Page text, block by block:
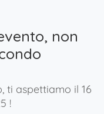
non
ti aspettiamo il 16
!